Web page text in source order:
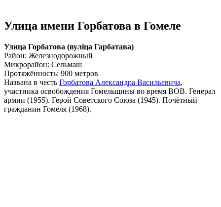
Улица имени Горбатова в Гомеле
Улица Горбатова (вулiца Гарбатава)
Район: Железнодорожный
Микрорайон: Сельмаш
Протяжённость: 900 метров
Названа в честь Горбатова Александра Васильевича,
участника освобождения Гомельщины во время ВОВ. Генерал
армии (1955). Герой Советского Союза (1945). Почётный
гражданин Гомеля (1968).